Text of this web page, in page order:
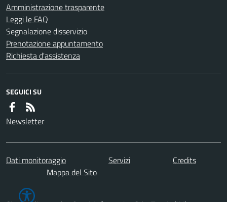
Amministrazione trasparente
Leggi le FAQ
Segnalazione disservizio
Prenotazione appuntamento
Richiesta d'assistenza
SEGUICI SU
Newsletter
Dati monitoraggio Servizi
Credits
Mappa del Sito